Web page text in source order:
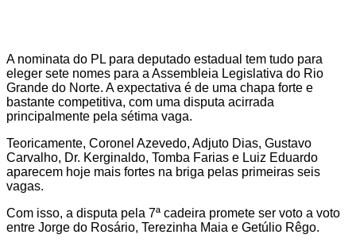
A nominata do PL para deputado estadual tem tudo para
eleger sete nomes para a Assembleia Legislativa do Rio
Grande do Norte. A expectativa é de uma chapa forte e
bastante competitiva, com uma disputa acirrada
principalmente pela sétima vaga.
Teoricamente, Coronel Azevedo, Adjuto Dias, Gustavo
Carvalho, Dr. Kerginaldo, Tomba Farias e Luiz Eduardo
aparecem hoje mais fortes na briga pelas primeiras seis
vagas.
Com isso, a disputa pela 7ª cadeira promete ser voto a voto
entre Jorge do Rosário, Terezinha Maia e Getúlio Rêgo.